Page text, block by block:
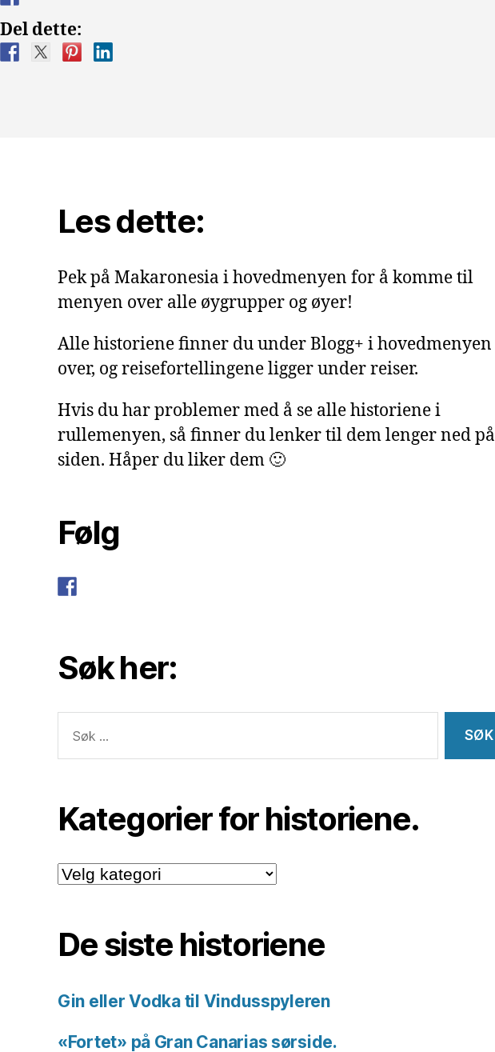
Del dette:
Les dette:
Pek på Makaronesia i hovedmenyen for å komme til
menyen over alle øygrupper og øyer!
Alle historiene finner du under Blogg+ i hovedmenyen
over, og reisefortellingene ligger under reiser.
Hvis du har problemer med å se alle historiene i
rullemenyen, så finner du lenker til dem lenger ned på
siden. Håper du liker dem 🙂
Følg
Søk her:
etter:
Kategorier for historiene.
Kategorier
for
De siste historiene
Gin eller Vodka til Vindusspyleren
«Fortet» på Gran Canarias sørside.